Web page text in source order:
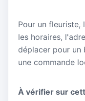
Pour un fleuriste,
les horaires,
déplacer pour un
une commande
À vérifier sur